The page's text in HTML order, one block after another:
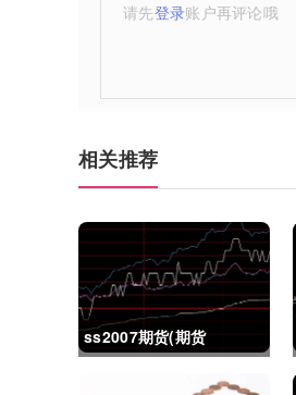
请先登录账户再评论哦
相关推荐
ss2007期货(期货